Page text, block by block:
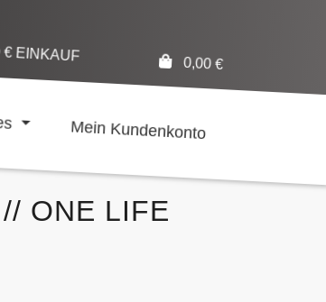
EINKAUF 0,00€
Mein Kundenkonto
ONE LIFE